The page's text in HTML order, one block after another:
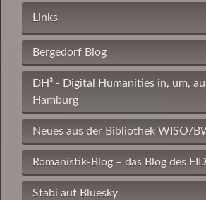
Links
Bergedorf Blog
DH³ - Digital Humanities in, um,
Hamburg
Neues aus der Bibliothek WISO/
Romanistik-Blog – das Blog des
Stabi auf Bluesky